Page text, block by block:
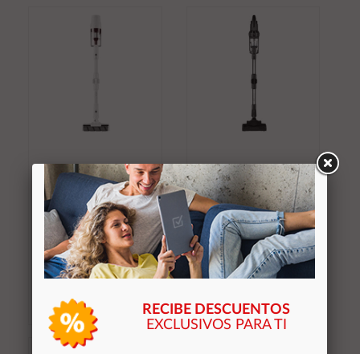
carrito
carrito
÷ Aspiradora escoba
aiwa zenkaisui evo 5
500w 130aw 4 modos
smart ia bateria 29.6v
214,70 €
Stocks (4)
Añadir al
÷ Aspiradora escoba
aiwa zenkaisui evo 6
avc-640 550w 200aw
5 modos smart ia
bateria 28.8v
240,92 €
RECIBE DESCUENTOS
EXCLUSIVOS PARA TI